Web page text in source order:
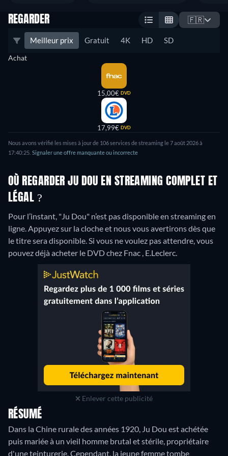
REGARDER 🇫🇷
Meilleur prix Gratuit 4K HD SD
Achat
15,00€ DVD
17,99€ DVD
Nous avons vérifié les mises à jour de 106 services de streaming le 7 août 2026 à
17:40:25. Signaler une offre manquante ou incorrecte
OÙ REGARDER JU DOU EN STREAMING COMPLET ET
LÉGAL ?
Pour l’instant, "Ju Dou" n’est pas disponible en streaming en
ligne. Appuyez sur la cloche et nous vous avertirons dès que
le titre sera disponible. Si vous ne voulez pas attendre, vous
pouvez déjà acheter le DVD chez Fnac , E.Leclerc.
Enlever cette publicité
RÉSUMÉ
Dans la Chine rurale des années 1920, Ju Dou est achétée
puis mariée à un vieil homme brutal et stérile, propriétaire
d'une teinturerie. Cependant, la jeune femme tombe